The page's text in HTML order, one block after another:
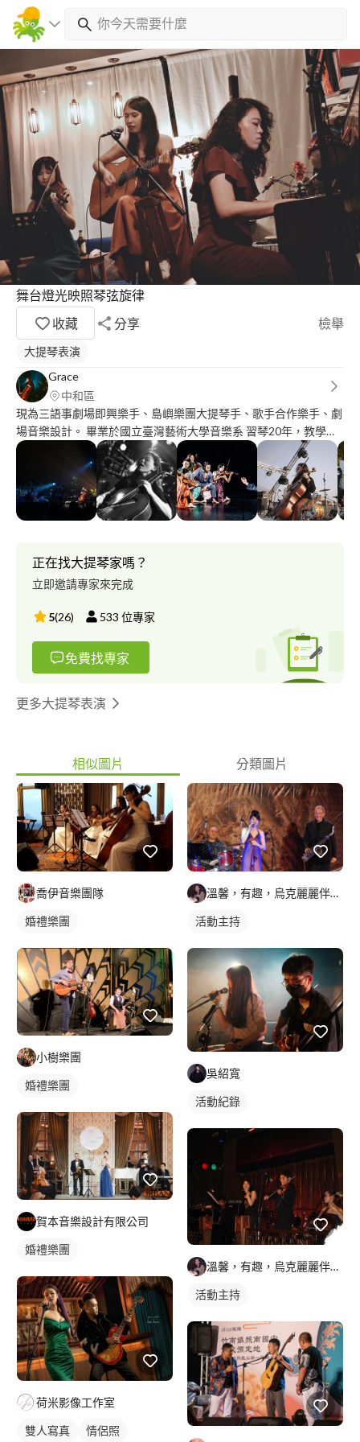
舞台燈光映照琴弦旋律
收藏
分享 檢舉
大提琴表演
Grace
中和區
現為三語事劇場即興樂手、島嶼樂團大提琴手、歌手合作樂手、劇
場音樂設計。 畢業於國立臺灣藝術大學音樂系 習琴20年，教學經
驗5年 在德國留學期間師事科隆音樂院大提琴教授，因此教學重視
扎實基礎，會用很多不同方式來引導學生克服問題，也因著戲劇工
作的經驗，對於身體、肌肉的使用原理有研究，提倡使用健康的演
奏方式和自然的音樂性，讓大家都能喜歡上自己的音樂。 如果你
是會被旋律感動的人， 那我的課堂可以帶給你豐富有趣的體
課程：）
正在找大提琴家嗎？
立即邀請專家來完成
5(26) 533 位專家
免費找專家
更多大提琴表演
相似圖片 分類圖片
喬伊音樂團隊
婚禮樂團
小樹樂團
婚禮樂團
賀本音樂設計有限公司
婚禮樂團
荷米影像工作室
雙人寫真 情侶照
溫馨，有趣，烏克麗麗伴奏/彈唱的"雙語"女主持人
活動主持
吳紹寬
活動紀錄
溫馨，有趣，烏克麗麗伴奏/彈唱的"雙語"女主持人
活動主持